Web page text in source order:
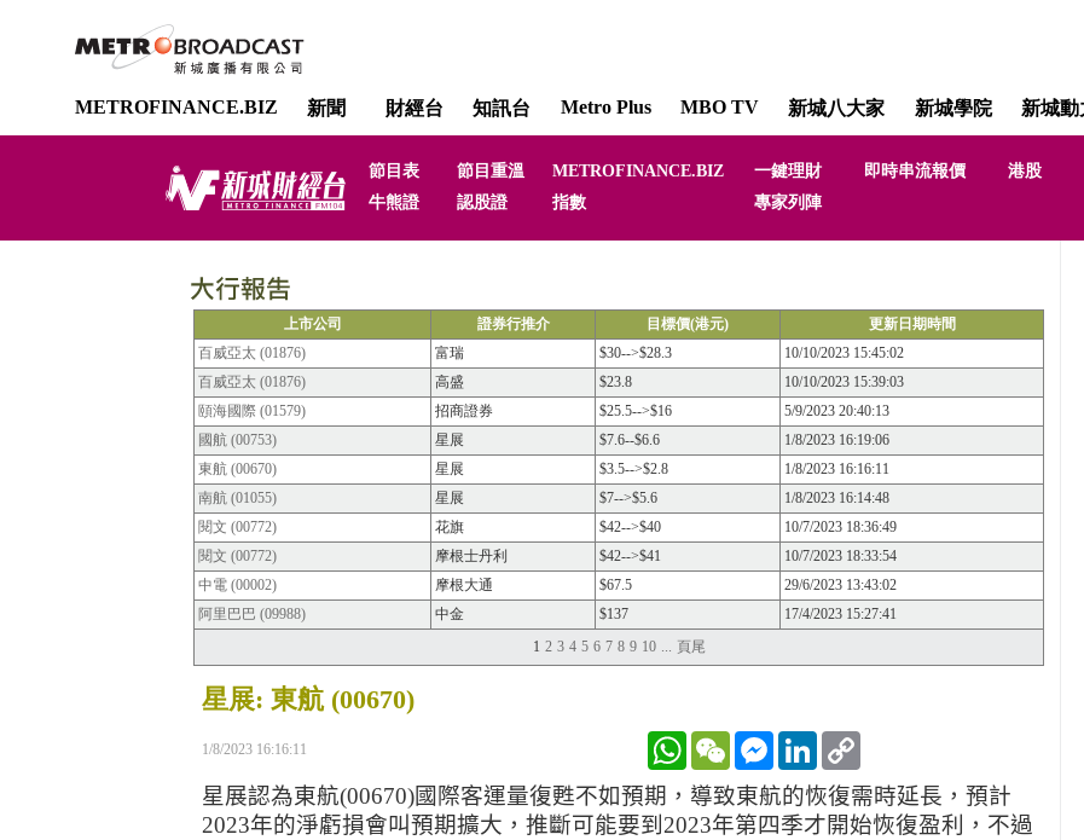
METROFINANCE.BIZ 新聞 財經台 知訊台 Metro Plus MBO TV 新城八大家 新城學院 新城動
節目表 節目重溫 METROFINANCE.BIZ 一鍵理財 即時串流報價
港股
牛熊證
認股證 指數 專家列陣
上市公司 證券行推介 目標價(港元)
更新日期時間
百威亞太 (01876)
富瑞 $30-->$28.3
10/10/2023 15:45:02
百威亞太 (01876)
高盛 $23.8
10/10/2023 15:39:03
頤海國際 (01579)
招商證券 $25.5-->$16
5/9/2023 20:40:13
國航 (00753)
星展 $7.6--$6.6
1/8/2023 16:19:06
東航 (00670)
星展 $3.5-->$2.8
1/8/2023 16:16:11
南航 (01055)
星展 $7-->$5.6
1/8/2023 16:14:48
閱文 (00772)
花旗 $42-->$40
10/7/2023 18:36:49
閱文 (00772)
摩根士丹利 $42-->$41
10/7/2023 18:33:54
中電 (00002)
摩根大通 $67.5
29/6/2023 13:43:02
阿里巴巴 (09988)
中金 $137
17/4/2023 15:27:41
1 2 3 4 5 6 7 8 9 10 ... 頁尾
星展: 東航 (00670)
1/8/2023 16:16:11 WhatsAppWeChat MessengerLinkedIn
星展認為東航(00670)國際客運量復甦不如預期，導致東航的恢復需時延長，預計
2023年的淨虧損會叫預期擴大，推斷可能要到 2023年第四季才開始恢復盈利，不過